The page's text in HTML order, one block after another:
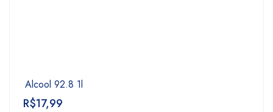
Alcool 92.8 1l
R$17,99